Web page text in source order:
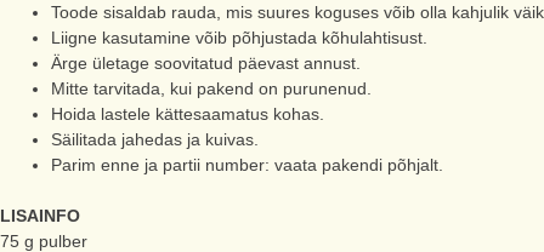
Toode sisaldab rauda, mis suures koguses võib olla kahjulik
Liigne kasutamine võib põhjustada kõhulahtisust.
Ärge ületage soovitatud päevast annust.
Mitte tarvitada, kui pakend on purunenud.
Hoida lastele kättesaamatus kohas.
Säilitada jahedas ja kuivas.
Parim enne ja partii number: vaata pakendi põhjalt.
LISAINFO
75 g pulber